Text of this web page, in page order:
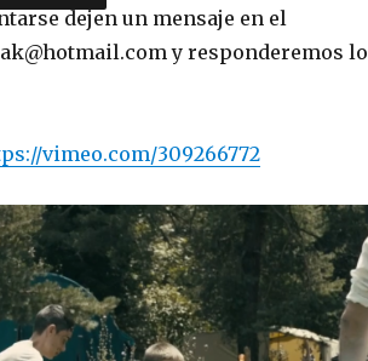
dejen un mensaje en el
y responderemos lo
vimeo.com/309266772